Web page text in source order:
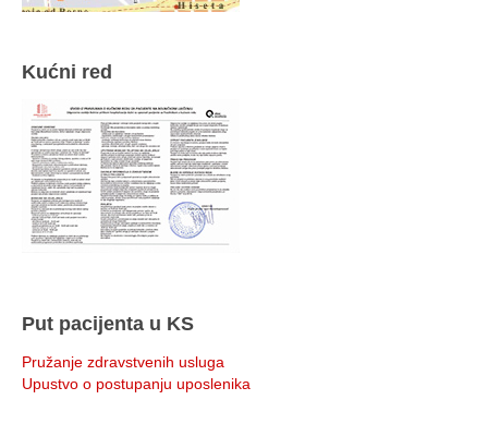
Kućni red
Put pacijenta u KS
Pružanje zdravstvenih usluga
Upustvo o postupanju uposlenika